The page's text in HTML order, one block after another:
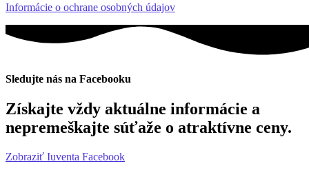
Informácie o ochrane osobných údajov
Sledujte nás na Facebooku
Získajte vždy aktuálne informácie a
nepremeškajte súťaže o atraktívne ceny.
Zobraziť Iuventa Facebook